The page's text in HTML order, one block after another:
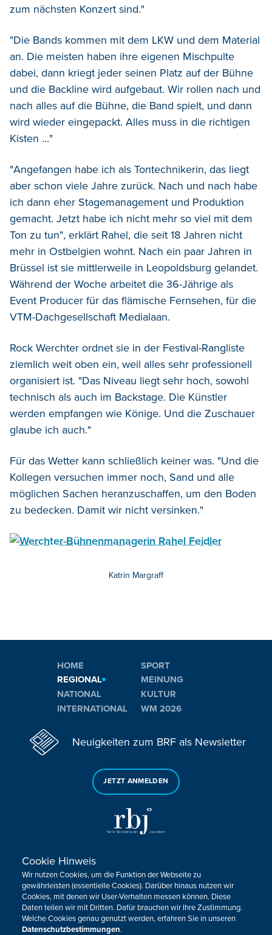
zum nächsten Konzert sind."
"Die Bands kommen mit dem LKW und dem Material
an. Die meisten haben ihre eigenen Mischpulte
dabei, dann kriegt jeder seinen Platz auf der Bühne
und die Backline wird aufgebaut. Wir rollen nach und
nach alles auf die Bühne, die Band spielt, und dann
wird wieder eingepackt. Alles muss in die richtigen
Kisten ..."
"Angefangen habe ich als Tontechnikerin, das liegt
aber schon viele Jahre zurück. Nach und nach habe
ich dann eher Stagemanagement und Produktion
gemacht. Jetzt habe ich nicht mehr so viel mit dem
Ton zu tun", erklärt Rahel, die seit 18 Jahren nicht
mehr in Ostbelgien wohnt. Nach ein paar Jahren in
Brüssel ist sie mittlerweile in Leopoldsburg gelandet.
Während der Woche arbeitet die 36-Jährige als
Event Producer für das flämische Fernsehen, für die
VTM-Dachgesellschaft Medialaan.
Rock Werchter ordnet sie in der Festival-Rangliste
ziemlich weit oben ein, weil alles sehr professionell
organisiert ist. "Das Niveau liegt sehr hoch, sowohl
technisch als auch im Backstage. Die Künstler
werden empfangen wie Könige. Und die Zuschauer
glaube ich auch."
Für das Wetter kann schließlich keiner was. "Und die
Kollegen versuchen immer noch, Sand und alle
möglichen Sachen heranzuschaffen, um den Boden
zu bedecken. Damit wir nicht versinken."
Katrin Margraff
HOME
REGIONAL
NATIONAL
INTERNATIONAL
SPORT
MEINUNG
KULTUR
WM 2026
Neuigkeiten zum BRF als Newsletter
JETZT ANMELDEN
Sie haben noch Fragen oder Anmerkungen?
KONTAKTIEREN SIE UNS!
Impressum Datenschutz Kontakt
Barrierefreiheit
Cookie-Zustimmung anpassen
Cookie Hinweis
Wir nutzen Cookies, um die Funktion der Webseite zu
gewährleisten (essentielle Cookies). Darüber hinaus nutzen wir
Cookies, mit denen wir User-Verhalten messen können. Diese
Daten teilen wir mit Dritten. Dafür brauchen wir Ihre Zustimmung.
Welche Cookies genau genutzt werden, erfahren Sie in unseren
Datenschutzbestimmungen.